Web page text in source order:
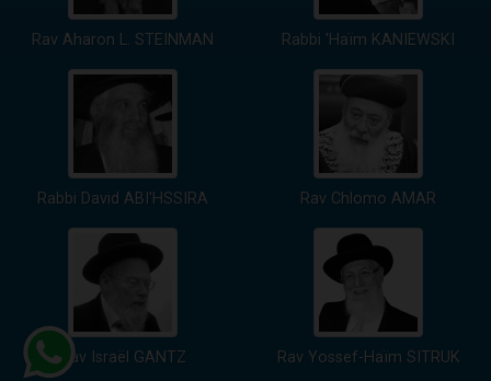
Rav Aharon L. STEINMAN Rabbi 'Haïm KANIEWSKI
Rabbi David ABI'HSSIRA Rav Chlomo AMAR
Rav Israël GANTZ Rav Yossef-Haïm SITRUK